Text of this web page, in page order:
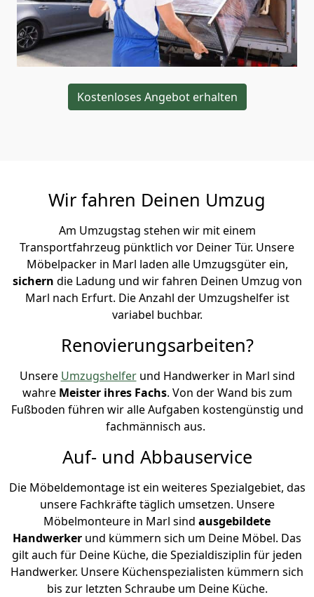
Kostenloses Angebot erhalten
Wir fahren Deinen Umzug
Am Umzugstag stehen wir mit einem
Transportfahrzeug pünktlich vor Deiner Tür. Unsere
Möbelpacker in Marl laden alle Umzugsgüter ein,
sichern die Ladung und wir fahren Deinen Umzug von
Marl nach Erfurt. Die Anzahl der Umzugshelfer ist
variabel buchbar.
Renovierungsarbeiten?
Unsere Umzugshelferund Handwerker in Marl sind
wahre Meister ihres Fachs. Von der Wand bis zum
Fußboden führen wir alle Aufgaben kostengünstig und
fachmännisch aus.
Auf- und Abbauservice
Die Möbeldemontage ist ein weiteres Spezialgebiet, das
unsere Fachkräfte täglich umsetzen. Unsere
Möbelmonteure in Marl sind ausgebildete
Handwerker und kümmern sich um Deine Möbel. Das
gilt auch für Deine Küche, die Spezialdisziplin für jeden
Handwerker. Unsere Küchenspezialisten kümmern sich
bis zur letzten Schraube um Deine Küche.